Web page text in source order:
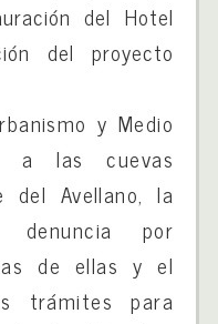
del Hotel
del proyecto
y Medio
a las cuevas
del Avellano, la
denuncia por
de ellas y el
trámites para